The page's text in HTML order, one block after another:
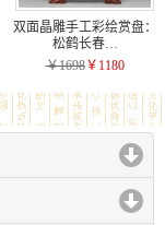
双面晶雕手工彩绘赏盘：
松鹤长春…
￥1698￥1180